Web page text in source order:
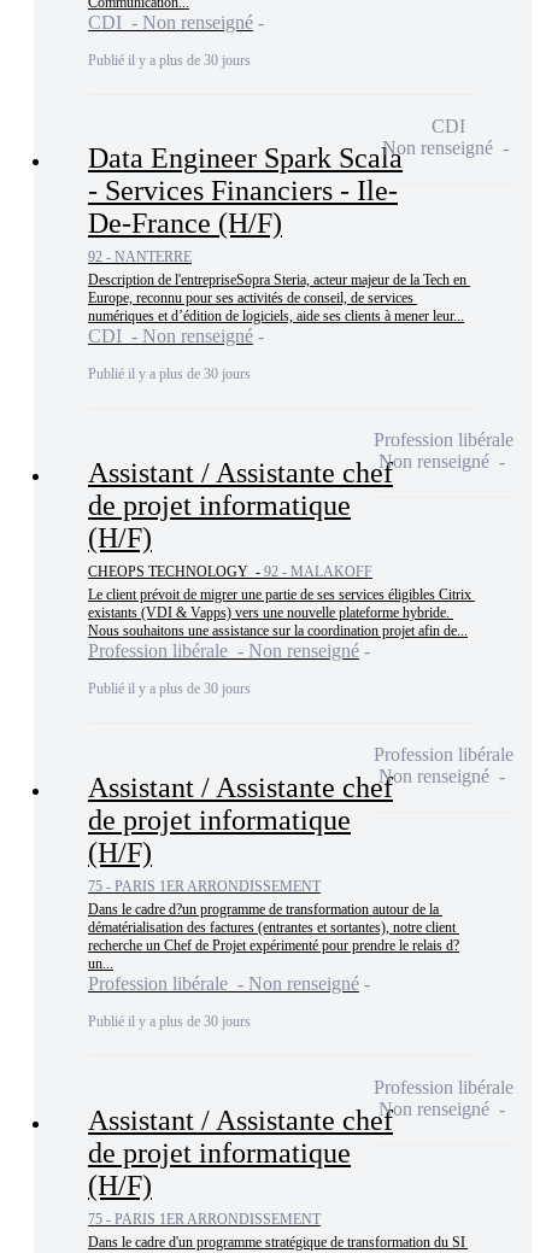
CDI - Non renseigné
Publié il y a plus de 30 jours
Data Engineer Spark Scala
- Services Financiers - Ile-
De-France (H/F)
92 - NANTERRE
Description de l'entrepriseSopra Steria, acteur majeur de la Tech en
Europe, reconnu pour ses activités de conseil, de services
numériques et d’édition de logiciels, aide ses clients à mener leur...
CDI - Non renseigné
Publié il y a plus de 30 jours
CDI
Non renseigné
Assistant / Assistante chef
de projet informatique
(H/F)
CHEOPS TECHNOLOGY - 92 - MALAKOFF
Le client prévoit de migrer une partie de ses services éligibles Citrix
existants (VDI & Vapps) vers une nouvelle plateforme hybride.
Nous souhaitons une assistance sur la coordination projet afin de...
Profession libérale - Non renseigné
Publié il y a plus de 30 jours
Profession libérale
Non renseigné
Assistant / Assistante chef
de projet informatique
(H/F)
75 - PARIS 1ER ARRONDISSEMENT
Dans le cadre d?un programme de transformation autour de la
dématérialisation des factures (entrantes et sortantes), notre client
recherche un Chef de Projet expérimenté pour prendre le relais d?
un...
Profession libérale - Non renseigné
Publié il y a plus de 30 jours
Profession libérale
Non renseigné
Assistant / Assistante chef
de projet informatique
(H/F)
75 - PARIS 1ER ARRONDISSEMENT
Dans le cadre d'un programme stratégique de transformation du SI
Profession libérale
Non renseigné